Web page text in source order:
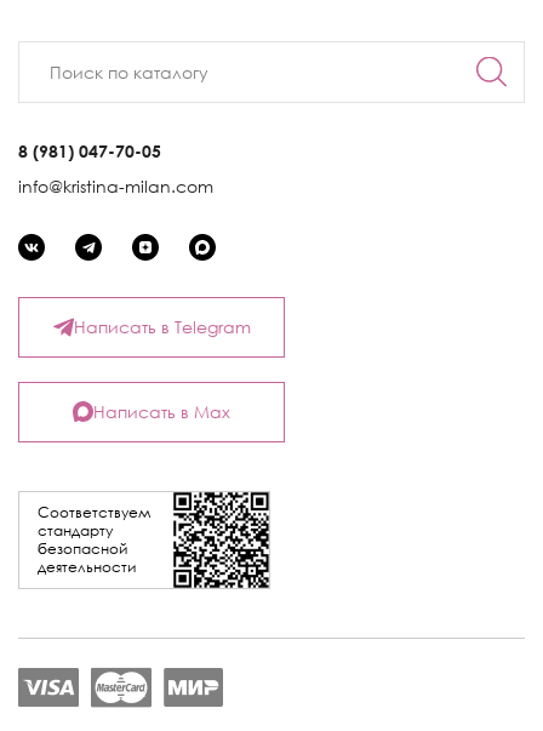
8 (981) 047-70-05
info@kristina-milan.com
Соответствуем
стандарту
безопасной
деятельности
Написать в Telegram
Написать в Max